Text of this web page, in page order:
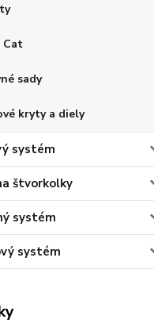
Cat
sady
kryty a diely
systém
štvorkolky
systém
systém